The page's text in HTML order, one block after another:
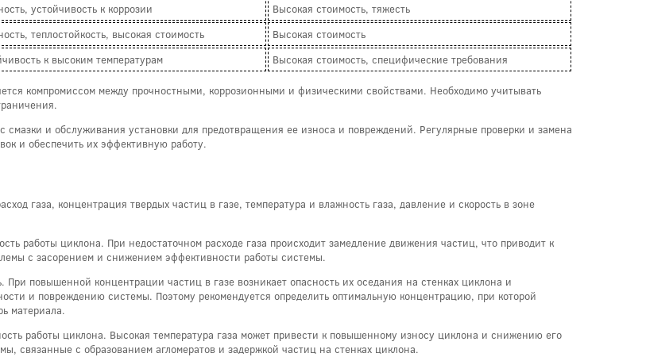
устойчивость к коррозии
Высокая стоимость, тяжесть
теплостойкость, высокая стоимость
Высокая стоимость
к высоким температурам Высокая стоимость, специфические требования
компромиссом между прочностными, коррозионными и физическими свойствами. Необходимо учитывать
смазки и обслуживания установки для предотвращения ее износа и повреждений. Регулярные проверки и замена
и обеспечить их эффективную работу.
газа, концентрация твердых частиц в газе, температура и влажность газа, давление и скорость в зоне
работы циклона. При недостаточном расходе газа происходит замедление движения частиц, что приводит к
с засорением и снижением эффективности работы системы.
повышенной концентрации частиц в газе возникает опасность их оседания на стенках циклона и
и повреждению системы. Поэтому рекомендуется определить оптимальную концентрацию, при которой
материала.
работы циклона. Высокая температура газа может привести к повышенному износу циклона и снижению его
связанные с образованием агломератов и задержкой частиц на стенках циклона.